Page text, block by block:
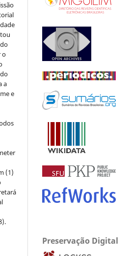
o
a
e
(1)
Preservação Digital